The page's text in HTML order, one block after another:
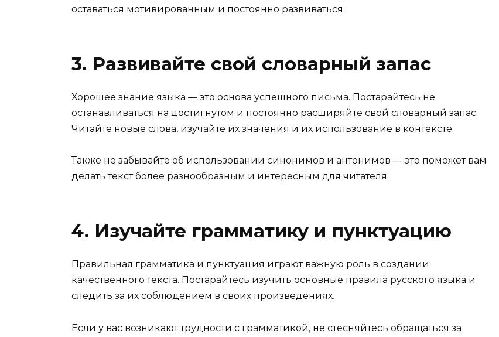
оставаться мотивированным и постоянно развиваться.
3. Развивайте свой словарный запас
Хорошее знание языка — это основа успешного письма. Постарайтесь не
останавливаться на достигнутом и постоянно расширяйте свой словарный запас.
Читайте новые слова, изучайте их значения и их использование в контексте.
Также не забывайте об использовании синонимов и антонимов — это поможет вам
делать текст более разнообразным и интересным для читателя.
4. Изучайте грамматику и пунктуацию
Правильная грамматика и пунктуация играют важную роль в создании
качественного текста. Постарайтесь изучить основные правила русского языка и
следить за их соблюдением в своих произведениях.
Если у вас возникают трудности с грамматикой, не стесняйтесь обращаться за